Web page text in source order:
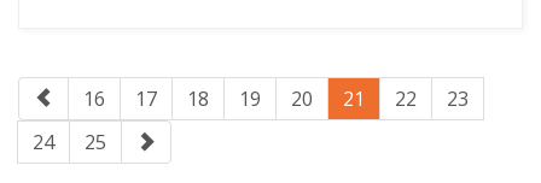
16 17 18 19 20 21 22
23
24
25